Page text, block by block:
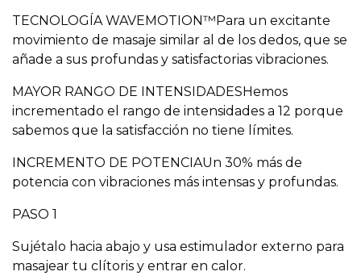
TECNOLOGÍA WAVEMOTION™Para un excitante
movimiento de masaje similar al de los dedos, que se
añade a sus profundas y satisfactorias vibraciones.
MAYOR RANGO DE INTENSIDADESHemos
incrementado el rango de intensidades a 12 porque
sabemos que la satisfacción no tiene límites.
INCREMENTO DE POTENCIAUn 30% más de
potencia con vibraciones más intensas y profundas.
PASO 1
Sujétalo hacia abajo y usa estimulador externo para
masajear tu clítoris y entrar en calor.